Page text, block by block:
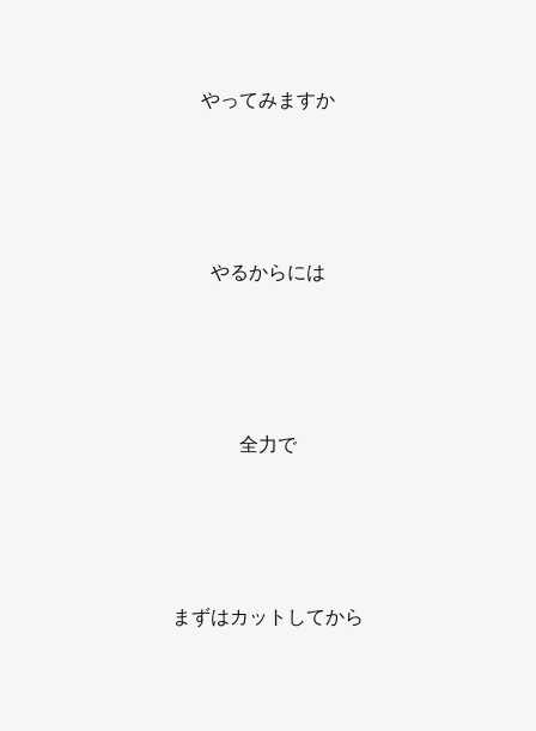
やってみますか
やるからには
全力で
まずはカットしてから